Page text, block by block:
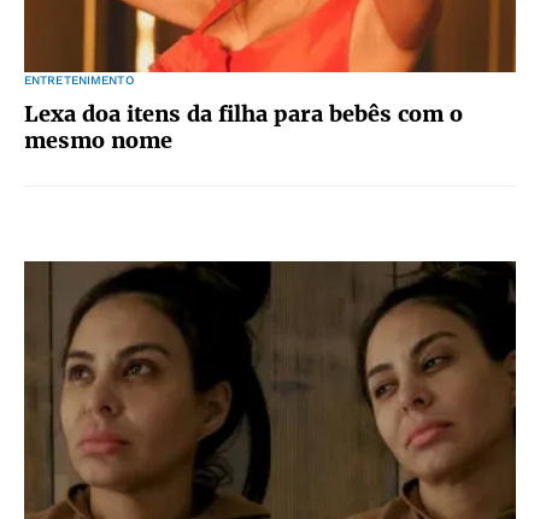
ENTRETENIMENTO
Lexa doa itens da filha para bebês com o
mesmo nome